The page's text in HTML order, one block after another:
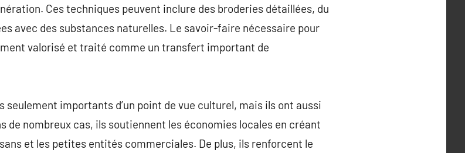
Ces techniques peuvent inclure des broderies détaillées, du
avec des substances naturelles. Le savoir-faire nécessaire pour
valorisé et traité comme un transfert important de
importants d’un point de vue culturel, mais ils ont aussi
nombreux cas, ils soutiennent les économies locales en créant
et les petites entités commerciales. De plus, ils renforcent le